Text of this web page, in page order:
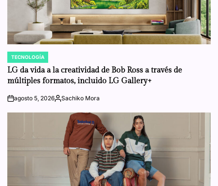
POSTED
IN
TECNOLOGÍA
LG da vida a la creatividad de Bob Ross a través de
múltiples formatos, incluido LG Gallery+
onagosto 5, 2026Posted
Sachiko Mora